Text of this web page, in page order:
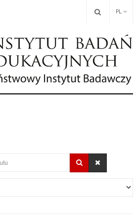
PL